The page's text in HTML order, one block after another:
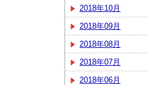
2018年10月
2018年09月
2018年08月
2018年07月
2018年06月